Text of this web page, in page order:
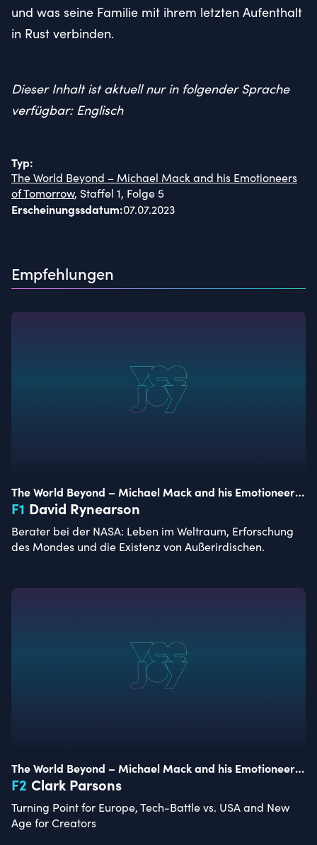
und was seine Familie mit ihrem letzten Aufenthalt
in Rust verbinden.
Dieser Inhalt ist aktuell nur in folgender Sprache
verfügbar: Englisch
Typ:
The World Beyond – Michael Mack and his Emotioneers
of Tomorrow, Staffel 1, Folge 5
Erscheinungssdatum:07.07.2023
Empfehlungen
The World Beyond – Michael Mack and his Emotioneers
of Tomorrow
F1 David Rynearson
Berater bei der NASA: Leben im Weltraum, Erforschung
des Mondes und die Existenz von Außerirdischen.
The World Beyond – Michael Mack and his Emotioneers
of Tomorrow
F2 Clark Parsons
Turning Point for Europe, Tech-Battle vs. USA and New
Age for Creators